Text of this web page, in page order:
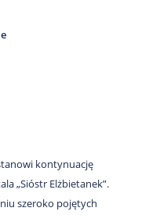
kontynuację
„Sióstr Elżbietanek”.
szeroko pojętych